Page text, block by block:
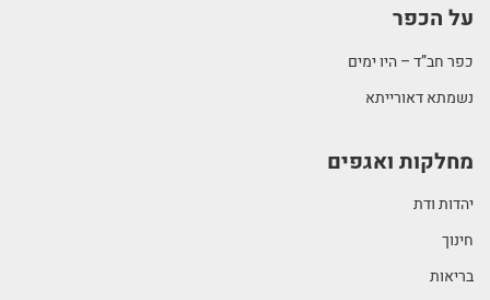
על הכפר
כפר חב”ד – היו ימים
נשמתא דאורייתא
מחלקות ואגפים
יהדות ודת
חינוך
בריאות